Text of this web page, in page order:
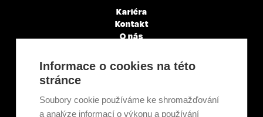
Kariéra
Kontakt
O nás
Články a novinky
GDPR & Cookies
Ekologická recyklace
Projekty EU
Informace o cookies na této
stránce
Soubory cookie používáme ke shromažďování
a analýze informací o výkonu a používání